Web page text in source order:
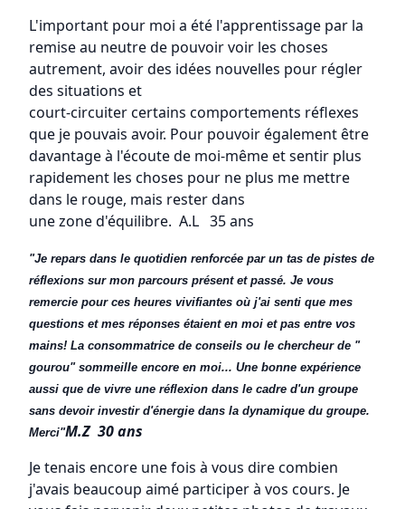
L'important pour moi a été l'apprentissage par la
remise au neutre de pouvoir voir les choses
autrement, avoir des idées nouvelles pour régler
des situations et
court-circuiter certains comportements réflexes
que je pouvais avoir. Pour pouvoir également être
davantage à l'écoute de moi-même et sentir plus
rapidement les choses pour ne plus me mettre
dans le rouge, mais rester dans
une zone d'équilibre. A.L 35 ans
"Je repars dans le quotidien renforcée par un tas de pistes de
réflexions sur mon parcours présent et passé. Je vous
remercie pour ces heures vivifiantes où j'ai senti que mes
questions et mes réponses étaient en moi et pas entre vos
mains! La consommatrice de conseils ou le chercheur de "
gourou" sommeille encore en moi... Une bonne expérience
aussi que de vivre une réflexion dans le cadre d'un groupe
sans devoir investir d'énergie dans la dynamique du groupe.
Merci"M.Z 30 ans
Je tenais encore une fois à vous dire combien
j'avais beaucoup aimé participer à vos cours. Je